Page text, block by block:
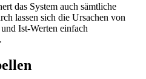
das System auch sämtliche
lassen sich die Ursachen von
Ist-Werten einfach